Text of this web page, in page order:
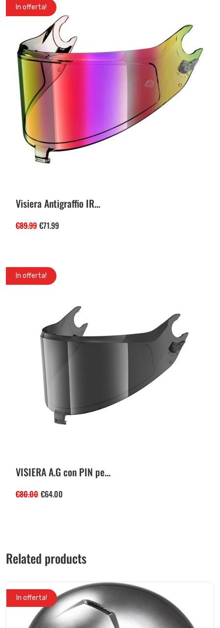
In offerta!
Visiera Antigraffio IR...
€89.99 €71.99
In offerta!
VISIERA A.G con PIN pe...
€80.00 €64.00
Related products
In offerta!